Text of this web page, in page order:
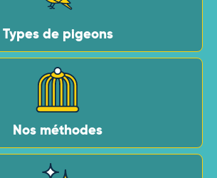
Types de pigeons
Nos méthodes